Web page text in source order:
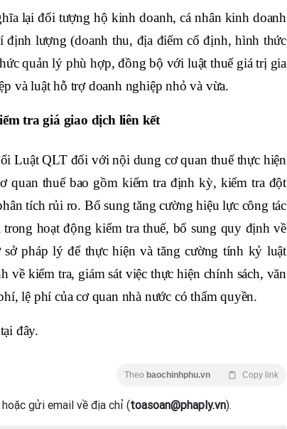
lại đối tượng hộ kinh doanh, cá nhân kinh doanh
định lượng (doanh thu, địa điểm cố định, hình thức
quản lý phù hợp, đồng bộ với luật thuế giá trị gia
và luật hỗ trợ doanh nghiệp nhỏ và vừa.
tra giá giao dịch liên kết
Luật QLT đối với nội dung cơ quan thuế thực hiện
quan thuế bao gồm kiểm tra định kỳ, kiểm tra đột
tích rủi ro. Bổ sung tăng cường hiệu lực công tác
hoạt động kiểm tra thuế, bổ sung quy định về
pháp lý để thực hiện và tăng cường tính kỷ luật
về kiểm tra, giám sát việc thực hiện chính sách, văn
lệ phí của cơ quan nhà nước có thẩm quyền.
tại đây.
Theo baochinhphu.vn Copy link
hoặc gửi email về địa chỉ (toasoan@phaply.vn).